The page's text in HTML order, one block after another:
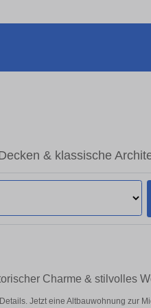
& klassische
Charme & stilvolles
Jetzt eine Altbauwohnung zur